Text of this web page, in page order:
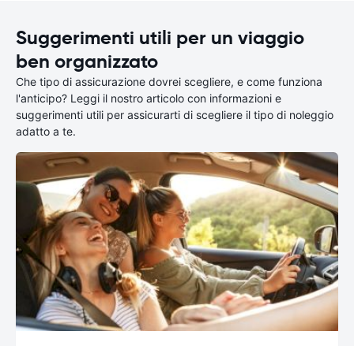
Suggerimenti utili per un viaggio
ben organizzato
Che tipo di assicurazione dovrei scegliere, e come funziona
l'anticipo? Leggi il nostro articolo con informazioni e
suggerimenti utili per assicurarti di scegliere il tipo di noleggio
adatto a te.